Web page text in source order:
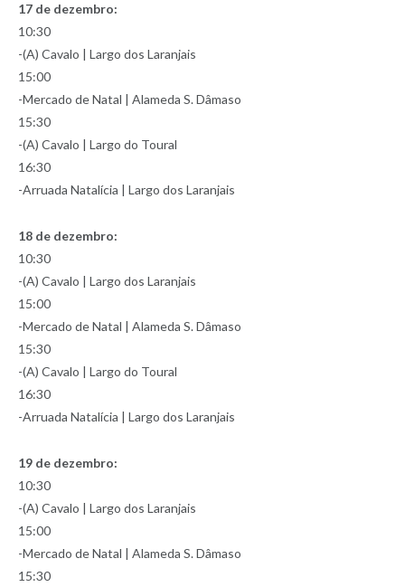
17 de dezembro:
10:30
-(A) Cavalo | Largo dos Laranjais
15:00
-Mercado de Natal | Alameda S. Dâmaso
15:30
-(A) Cavalo | Largo do Toural
16:30
-Arruada Natalícia | Largo dos Laranjais
18 de dezembro:
10:30
-(A) Cavalo | Largo dos Laranjais
15:00
-Mercado de Natal | Alameda S. Dâmaso
15:30
-(A) Cavalo | Largo do Toural
16:30
-Arruada Natalícia | Largo dos Laranjais
19 de dezembro:
10:30
-(A) Cavalo | Largo dos Laranjais
15:00
-Mercado de Natal | Alameda S. Dâmaso
15:30